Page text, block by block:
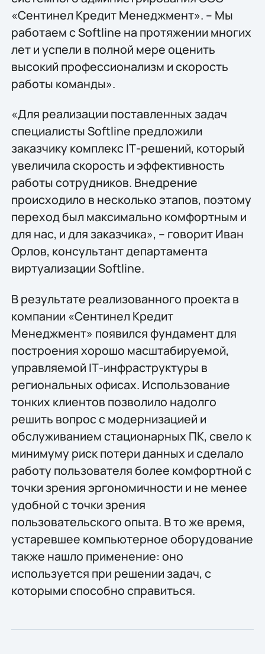
«Сентинел Кредит Менеджмент». – Мы
работаем с Softline на протяжении многих
лет и успели в полной мере оценить
высокий профессионализм и скорость
работы команды».
«Для реализации поставленных задач
специалисты Softline предложили
заказчику комплекс IТ-решений, который
увеличила скорость и эффективность
работы сотрудников. Внедрение
происходило в несколько этапов, поэтому
переход был максимально комфортным и
для нас, и для заказчика», – говорит Иван
Орлов, консультант департамента
виртуализации Softline.
В результате реализованного проекта в
компании «Сентинел Кредит
Менеджмент» появился фундамент для
построения хорошо масштабируемой,
управляемой IТ-инфраструктуры в
региональных офисах. Использование
тонких клиентов позволило надолго
решить вопрос с модернизацией и
обслуживанием стационарных ПК, свело к
минимуму риск потери данных и сделало
работу пользователя более комфортной с
точки зрения эргономичности и не менее
удобной с точки зрения
пользовательского опыта. В то же время,
устаревшее компьютерное оборудование
также нашло применение: оно
используется при решении задач, с
которыми способно справиться.